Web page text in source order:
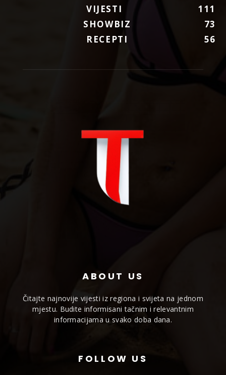
VIJESTI
111
SHOWBIZ
73
RECEPTI
56
ABOUT US
Čitajte najnovije vijesti iz regiona i svijeta na jednom
mjestu. Budite informisani tačnim i relevantnim
informacijama u svako doba dana.
FOLLOW US